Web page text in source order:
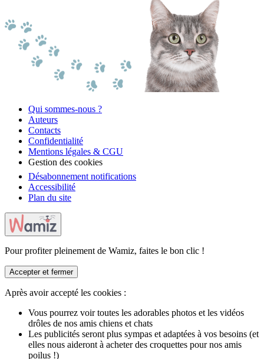
Qui sommes-nous ?
Auteurs
Contacts
Confidentialité
Mentions légales & CGU
Gestion des cookies
Désabonnement notifications
Accessibilité
Plan du site
Pour profiter pleinement de Wamiz, faites le bon clic !
Accepter et fermer
Après avoir accepté les cookies :
Vous pourrez voir toutes les adorables photos et les vidéos
drôles de nos amis chiens et chats
Les publicités seront plus sympas et adaptées à vos besoins (et
elles nous aideront à acheter des croquettes pour nos amis
poilus !)